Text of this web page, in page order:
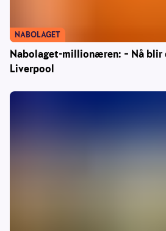
Nabolaget-millionæren: – Nå
Liverpool
NABOLAGET